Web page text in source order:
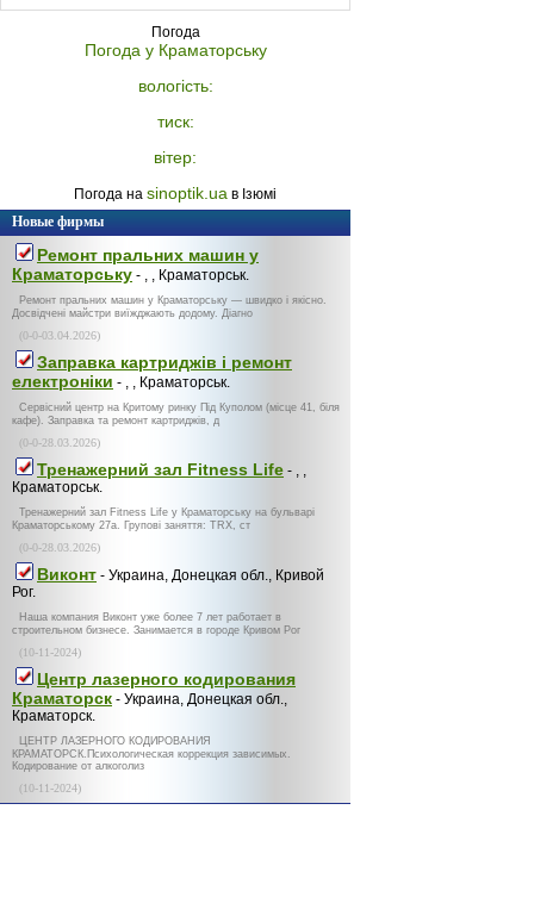
Погода
Погода у Краматорську
вологість:
тиск:
вітер:
Погода на sinoptik.ua в Ізюмі
Новые фирмы
Ремонт пральних машин у
Краматорську - , , Краматорськ.
Ремонт пральних машин у Краматорську — швидко і якісно.
Досвідчені майстри виїжджають додому. Діагно
(0-0-03.04.2026)
Заправка картриджів і ремонт
електроніки - , , Краматорськ.
Сервісний центр на Критому ринку Під Куполом (місце 41, біля
кафе). Заправка та ремонт картриджів, д
(0-0-28.03.2026)
Тренажерний зал Fitness Life - , ,
Краматорськ.
Тренажерний зал Fitness Life у Краматорську на бульварі
Краматорському 27а. Групові заняття: TRX, ст
(0-0-28.03.2026)
Виконт - Украина, Донецкая обл., Кривой
Рог.
Наша компания Виконт уже более 7 лет работает в
строительном бизнесе. Занимается в городе Кривом Рог
(10-11-2024)
Центр лазерного кодирования
Краматорск - Украина, Донецкая обл.,
Краматорск.
ЦЕНТР ЛАЗЕРНОГО КОДИРОВАНИЯ
КРАМАТОРСК.Психологическая коррекция зависимых.
Кодирование от алкоголиз
(10-11-2024)